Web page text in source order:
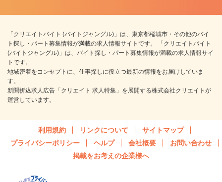
「クリエイトバイト (バイトジャングル)」は、東京都稲城市・その他のバイ
ト探し・パート募集情報が満載の求人情報サイトです。 「クリエイトバイト
(バイトジャングル)」は、バイト探し・パート募集情報が満載の求人情報サイ
トです。
地域密着をコンセプトに、仕事探しに役立つ最新の情報をお届けしていま
す。
新聞折込求人広告「クリエイト 求人特集」を展開する株式会社クリエイトが
運営しています。
利用規約 リンクについて
サイトマップ
プライバシーポリシー
ヘルプ 会社概要
お問い合わせ
掲載をお考えの企業様へ